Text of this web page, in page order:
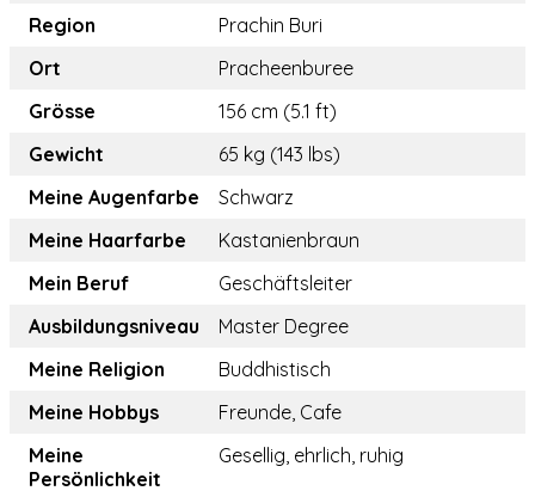
Region
Prachin Buri
Ort
Pracheenburee
Grösse
156 cm (5.1 ft)
Gewicht
65 kg (143 lbs)
Meine Augenfarbe
Schwarz
Meine Haarfarbe
Kastanienbraun
Mein Beruf
Geschäftsleiter
Ausbildungsniveau
Master Degree
Meine Religion
Buddhistisch
Meine Hobbys
Freunde, Cafe
Meine
Persönlichkeit
Gesellig, ehrlich, ruhig